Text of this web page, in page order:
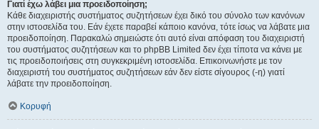
Γιατί έχω λάβει μια προειδοποίηση;
Κάθε διαχειριστής συστήματος συζητήσεων έχει δικό του σύνολο των κανόνων
στην ιστοσελίδα του. Εάν έχετε παραβεί κάποιο κανόνα, τότε ίσως να λάβατε μια
προειδοποίηση. Παρακαλώ σημειώστε ότι αυτό είναι απόφαση του διαχειριστή
του συστήματος συζητήσεων και το phpBB Limited δεν έχει τίποτα να κάνει με
τις προειδοποιήσεις στη συγκεκριμένη ιστοσελίδα. Επικοινωνήστε με τον
διαχειριστή του συστήματος συζητήσεων εάν δεν είστε σίγουρος (-η) γιατί
λάβατε την προειδοποίηση.
Κορυφή